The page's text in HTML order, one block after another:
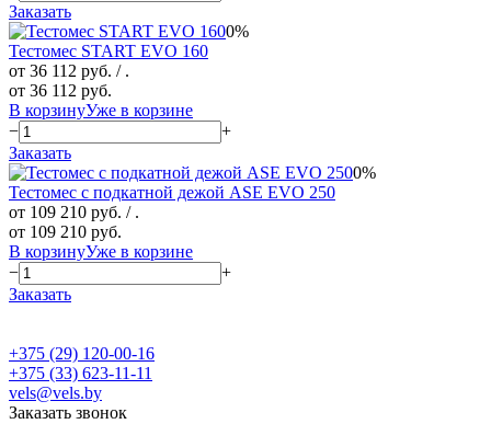
Заказать
0%
Тестомес START EVO 160
от 36 112 руб. / .
от 36 112 руб.
В корзинуУже в корзине
−
+
Заказать
0%
Тестомес с подкатной дежой ASE EVO 250
от 109 210 руб. / .
от 109 210 руб.
В корзинуУже в корзине
−
+
Заказать
+375 (29) 120-00-16
+375 (33) 623-11-11
vels@vels.by
Заказать звонок